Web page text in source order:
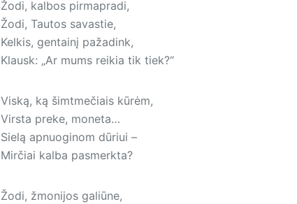
Žodi, kalbos pirmapradi,
Žodi, Tautos savastie,
Kelkis, gentainį pažadink,
Klausk: „Ar mums reikia tik tiek?“
Viską, ką šimtmečiais kūrėm,
Virsta preke, moneta…
Sielą apnuoginom dūriui –
Mirčiai kalba pasmerkta?
Žodi, žmonijos galiūne,